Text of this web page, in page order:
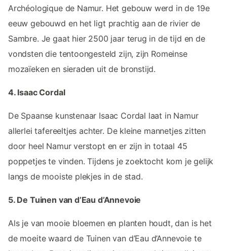
Archéologique de Namur. Het gebouw werd in de 19e
eeuw gebouwd en het ligt prachtig aan de rivier de
Sambre. Je gaat hier 2500 jaar terug in de tijd en de
vondsten die tentoongesteld zijn, zijn Romeinse
mozaïeken en sieraden uit de bronstijd.
4. Isaac Cordal
De Spaanse kunstenaar Isaac Cordal laat in Namur
allerlei tafereeltjes achter. De kleine mannetjes zitten
door heel Namur verstopt en er zijn in totaal 45
poppetjes te vinden. Tijdens je zoektocht kom je gelijk
langs de mooiste plekjes in de stad.
5. De Tuinen van d’Eau d’Annevoie
Als je van mooie bloemen en planten houdt, dan is het
de moeite waard de Tuinen van d’Eau d’Annevoie te